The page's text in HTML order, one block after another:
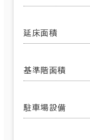
延床面積
基準階面積
駐車場設備